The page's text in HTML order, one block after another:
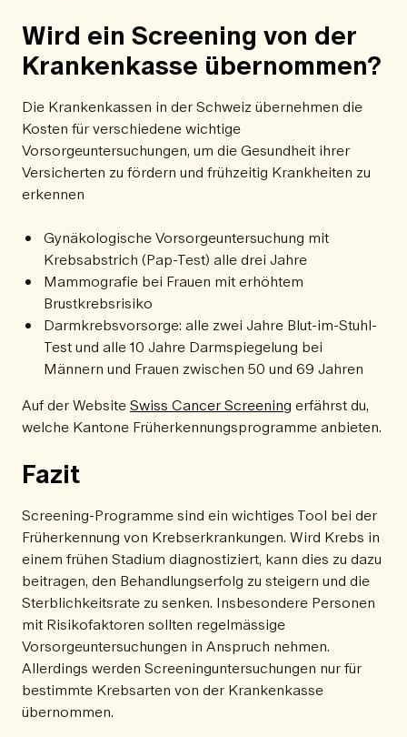
Wird ein Screening von der
Krankenkasse übernommen?
Die Krankenkassen in der Schweiz übernehmen die
Kosten für verschiedene wichtige
Vorsorgeuntersuchungen, um die Gesundheit ihrer
Versicherten zu fördern und frühzeitig Krankheiten zu
erkennen
Gynäkologische Vorsorgeuntersuchung mit
Krebsabstrich (Pap-Test) alle drei Jahre
Mammografie bei Frauen mit erhöhtem
Brustkrebsrisiko
Darmkrebsvorsorge: alle zwei Jahre Blut-im-Stuhl-
Test und alle 10 Jahre Darmspiegelung bei
Männern und Frauen zwischen 50 und 69 Jahren
Auf der WebsiteSwiss Cancer Screening erfährst du,
welche Kantone Früherkennungsprogramme anbieten.
Fazit
Screening-Programme sind ein wichtiges Tool bei der
Früherkennung von Krebserkrankungen. Wird Krebs in
einem frühen Stadium diagnostiziert, kann dies zu dazu
beitragen, den Behandlungserfolg zu steigern und die
Sterblichkeitsrate zu senken. Insbesondere Personen
mit Risikofaktoren sollten regelmässige
Vorsorgeuntersuchungen in Anspruch nehmen.
Allerdings werden Screeninguntersuchungen nur für
bestimmte Krebsarten von der Krankenkasse
übernommen.